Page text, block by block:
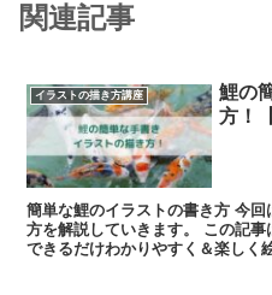
関連記事
イラストの描き方講座
鯉の
方！
簡単な鯉のイラストの書き方 今
方を解説していきます。 この記事
できるだけわかりやすく＆楽しく